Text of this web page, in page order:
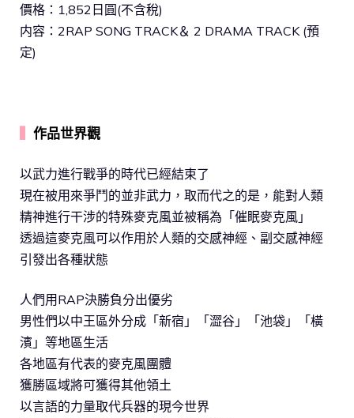
價格：1,852日圓(不含稅)
内容：2RAP SONG TRACK＆ 2 DRAMA TRACK (預
定)
作品世界觀
以武力進行戰爭的時代已經結束了
現在被用來爭鬥的並非武力，取而代之的是，能對人類
精神進行干涉的特殊麥克風並被稱為「催眠麥克風」
透過這麥克風可以作用於人類的交感神經、副交感神經
引發出各種狀態
人們用RAP決勝負分出優劣
男性們以中王區外分成「新宿」「澀谷」「池袋」「橫
濱」等地區生活
各地區有代表的麥克風團體
獲勝區域將可獲得其他領土
以言語的力量取代兵器的現今世界